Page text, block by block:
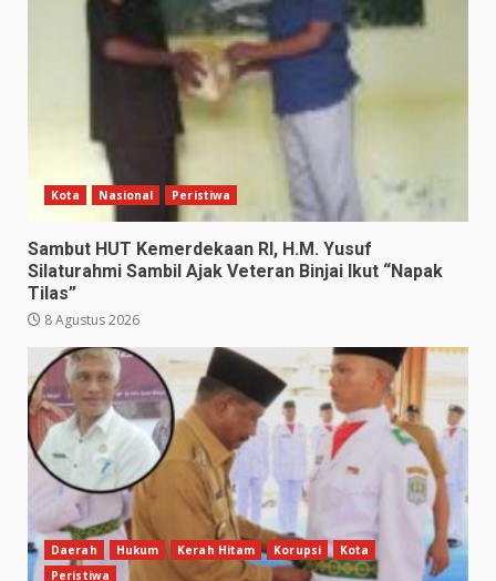
Kota Nasional Peristiwa
Sambut HUT Kemerdekaan RI, H.M. Yusuf
Silaturahmi Sambil Ajak Veteran Binjai Ikut “Napak
Tilas”
8 Agustus 2026
Daerah Hukum Kerah Hitam Korupsi
Kota
Peristiwa